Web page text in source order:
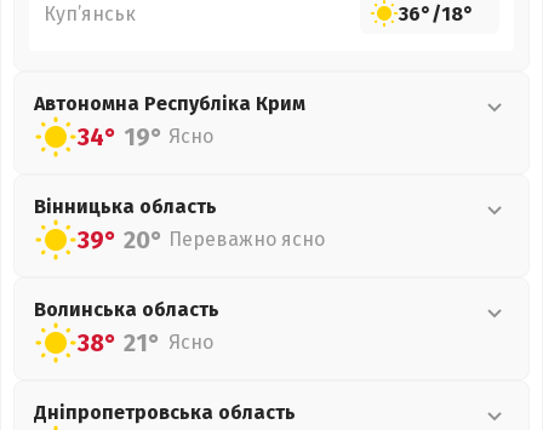
Куп’янськ 36°/18°
Автономна Республіка Крим
34° 19° Ясно
Вінницька область
39° 20° Переважно ясно
Волинська область
38° 21° Ясно
Дніпропетровська область